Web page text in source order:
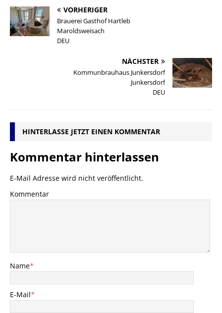
VORHERIGER
Brauerei Gasthof Hartleb
Maroldsweisach
DEU
NÄCHSTER
Kommunbrauhaus Junkersdorf
Junkersdorf
DEU
HINTERLASSE JETZT EINEN KOMMENTAR
Kommentar hinterlassen
E-Mail Adresse wird nicht veröffentlicht.
Kommentar
Name*
E-Mail*